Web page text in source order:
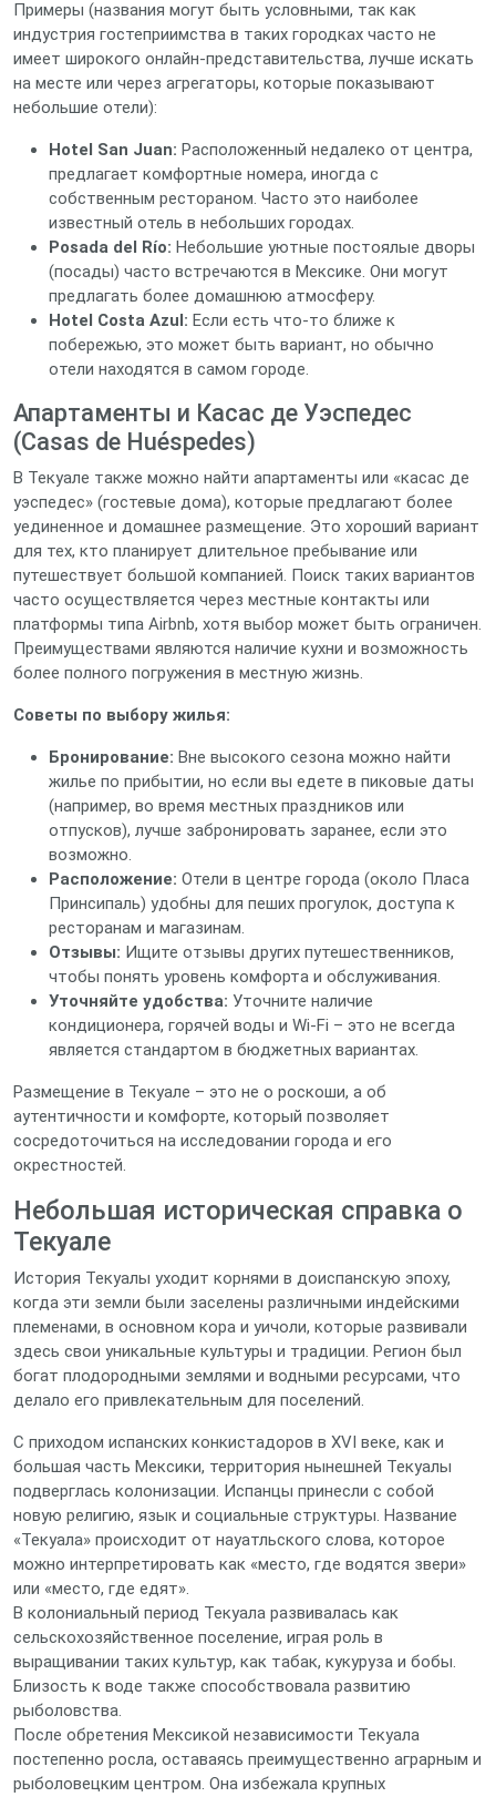
Примеры (названия могут быть условными, так как
индустрия гостеприимства в таких городках часто не
имеет широкого онлайн-представительства, лучше искать
на месте или через агрегаторы, которые показывают
небольшие отели):
Hotel San Juan: Расположенный недалеко от центра,
предлагает комфортные номера, иногда с
собственным рестораном. Часто это наиболее
известный отель в небольших городах.
Posada del Río: Небольшие уютные постоялые дворы
(посады) часто встречаются в Мексике. Они могут
предлагать более домашнюю атмосферу.
Hotel Costa Azul: Если есть что-то ближе к
побережью, это может быть вариант, но обычно
отели находятся в самом городе.
Апартаменты и Касас де Уэспедес
(Casas de Huéspedes)
В Текуале также можно найти апартаменты или «касас де
уэспедес» (гостевые дома), которые предлагают более
уединенное и домашнее размещение. Это хороший вариант
для тех, кто планирует длительное пребывание или
путешествует большой компанией. Поиск таких вариантов
часто осуществляется через местные контакты или
платформы типа Airbnb, хотя выбор может быть ограничен.
Преимуществами являются наличие кухни и возможность
более полного погружения в местную жизнь.
Советы по выбору жилья:
Бронирование: Вне высокого сезона можно найти
жилье по прибытии, но если вы едете в пиковые даты
(например, во время местных праздников или
отпусков), лучше забронировать заранее, если это
возможно.
Расположение: Отели в центре города (около Пласа
Принсипаль) удобны для пеших прогулок, доступа к
ресторанам и магазинам.
Отзывы: Ищите отзывы других путешественников,
чтобы понять уровень комфорта и обслуживания.
Уточняйте удобства: Уточните наличие
кондиционера, горячей воды и Wi-Fi – это не всегда
является стандартом в бюджетных вариантах.
Размещение в Текуале – это не о роскоши, а об
аутентичности и комфорте, который позволяет
сосредоточиться на исследовании города и его
окрестностей.
Небольшая историческая справка о
Текуале
История Текуалы уходит корнями в доиспанскую эпоху,
когда эти земли были заселены различными индейскими
племенами, в основном кора и уичоли, которые развивали
здесь свои уникальные культуры и традиции. Регион был
богат плодородными землями и водными ресурсами, что
делало его привлекательным для поселений.
С приходом испанских конкистадоров в XVI веке, как и
большая часть Мексики, территория нынешней Текуалы
подверглась колонизации. Испанцы принесли с собой
новую религию, язык и социальные структуры. Название
«Текуала» происходит от науатльского слова, которое
можно интерпретировать как «место, где водятся звери»
или «место, где едят».
В колониальный период Текуала развивалась как
сельскохозяйственное поселение, играя роль в
выращивании таких культур, как табак, кукуруза и бобы.
Близость к воде также способствовала развитию
рыболовства.
После обретения Мексикой независимости Текуала
постепенно росла, оставаясь преимущественно аграрным и
рыболовецким центром. Она избежала крупных